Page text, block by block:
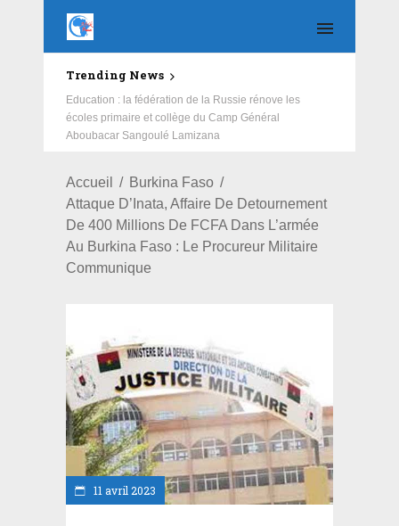
Trending News
Education : la fédération de la Russie rénove les
écoles primaire et collège du Camp Général
Aboubacar Sangoulé Lamizana
Accueil
Burkina Faso
Attaque D’Inata, Affaire De Detournement
De 400 Millions De FCFA Dans L’armée
Au Burkina Faso : Le Procureur Militaire
Communique
11 avril 2023